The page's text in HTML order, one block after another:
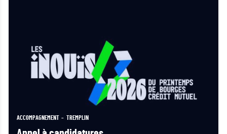
ACCOMPAGNEMENT TREMPLIN